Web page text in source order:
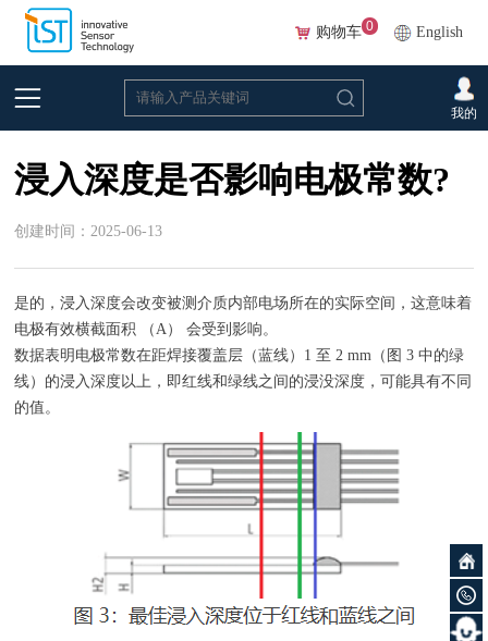
English
购物车 0
我的
首页 >电导率
浸入深度是否影响电极常数?
创建时间：2025-06-13
是的，浸入深度会改变被测介质内部电场所在的实际空间，这意味着
电极有效横截面积 （A） 会受到影响。
数据表明电极常数在距焊接覆盖层（蓝线）1 至 2 mm（图 3 中的绿
线）的浸入深度以上，即红线和绿线之间的浸没深度，可能具有不同
的值。